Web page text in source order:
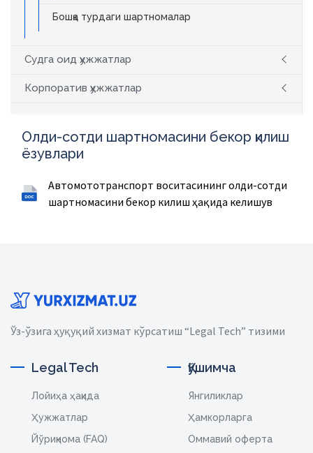
Бошқа турдаги шартномалар
Судга оид ҳужжатлар
Корпоратив ҳужжатлар
Олди-сотди шартномасини бекор қилиш
ёзувлари
Автомототранспорт воситасининг олди-сотди
шартномасини бекор килиш ҳақида келишув
Ўз-ўзига ҳуқуқий хизмат кўрсатиш “Legal Tech” тизими
Legal Tech
Лойиҳа ҳақида
Ҳужжатлар
Йўриқнома (FAQ)
Қўшимча
Янгиликлар
Ҳамкорларга
Оммавий оферта